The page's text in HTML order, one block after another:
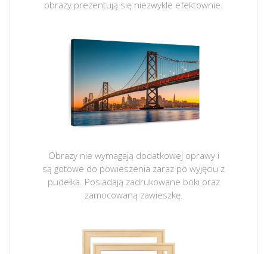
obrazy prezentują się niezwykle efektownie.
Obrazy nie wymagają dodatkowej oprawy i
są gotowe do powieszenia zaraz po wyjęciu z
pudełka. Posiadają zadrukowane boki oraz
zamocowaną zawieszkę.